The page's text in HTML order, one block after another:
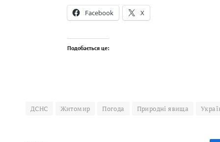
Facebook X
Подобається це:
ДСНС Житомир Погода Природні явища